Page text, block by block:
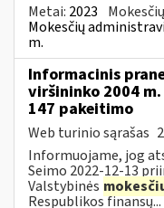
Metai: 2023
Mokesčių
m.
Informacinis
viršininko 2004 m.
147 pakeitimo
Web turinio sąrašas
Informuojame, jog
Seimo 2022-12-13
Valstybinės
Respublikos finansų...